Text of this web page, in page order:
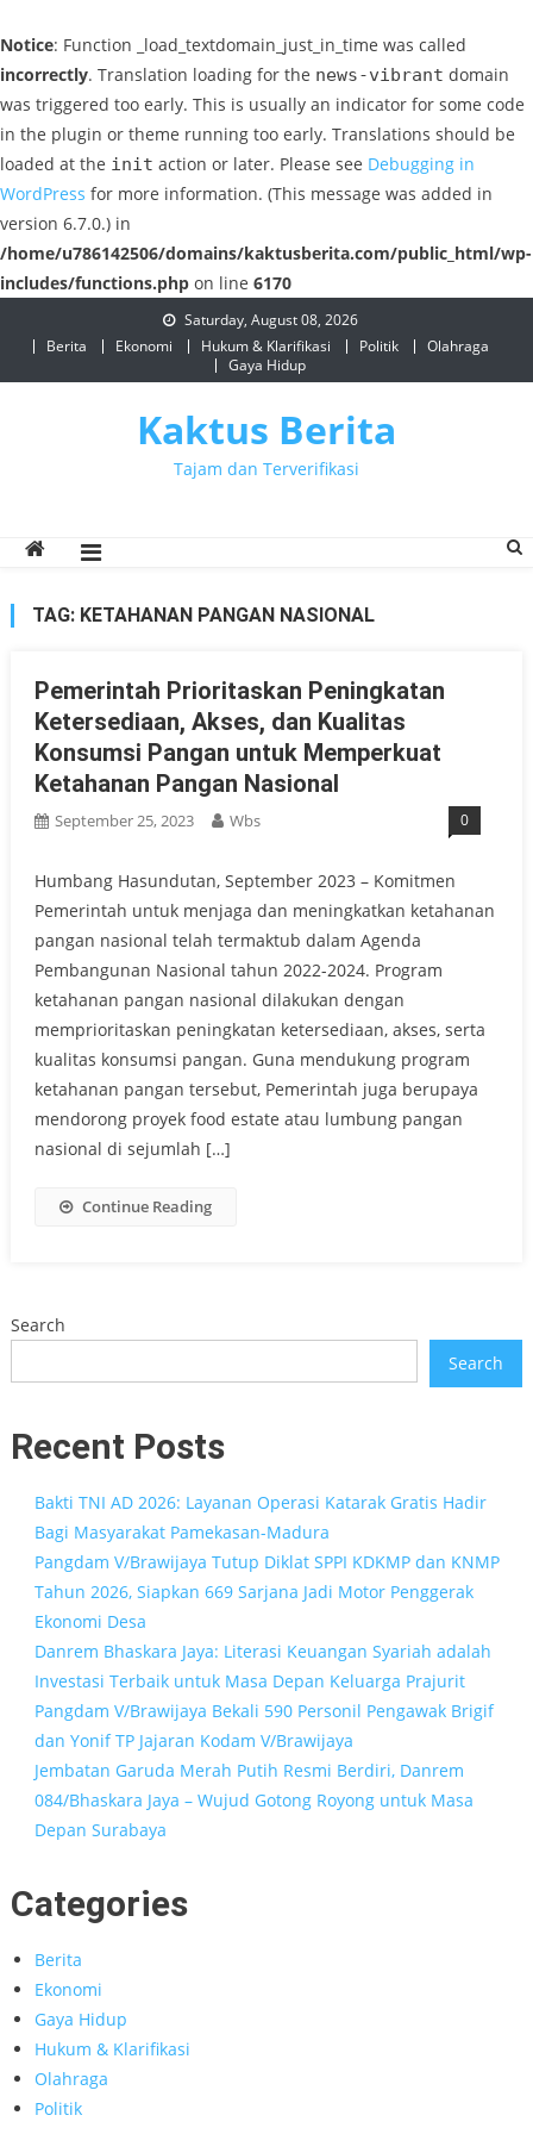
Notice: Function _load_textdomain_just_in_time was called
incorrectly. Translation loading for the news-vibrant domain
was triggered too early. This is usually an indicator for some code
in the plugin or theme running too early. Translations should be
loaded at the init action or later. Please see Debugging in
WordPress for more information. (This message was added in
version 6.7.0.) in
/home/u786142506/domains/kaktusberita.com/public_html/wp-
includes/functions.php on line 6170
Saturday, August 08, 2026
Berita
Ekonomi Hukum & Klarifikasi Politik
Olahraga
Gaya Hidup
Kaktus Berita
Tajam dan Terverifikasi
TAG: KETAHANAN PANGAN NASIONAL
Pemerintah Prioritaskan Peningkatan
Ketersediaan, Akses, dan Kualitas
Konsumsi Pangan untuk Memperkuat
Ketahanan Pangan Nasional
September 25, 2023 Wbs 0
Humbang Hasundutan, September 2023 – Komitmen
Pemerintah untuk menjaga dan meningkatkan ketahanan
pangan nasional telah termaktub dalam Agenda
Pembangunan Nasional tahun 2022-2024. Program
ketahanan pangan nasional dilakukan dengan
memprioritaskan peningkatan ketersediaan, akses, serta
kualitas konsumsi pangan. Guna mendukung program
ketahanan pangan tersebut, Pemerintah juga berupaya
mendorong proyek food estate atau lumbung pangan
nasional di sejumlah […]
Continue Reading
Search
Search
Recent Posts
Bakti TNI AD 2026: Layanan Operasi Katarak Gratis Hadir
Bagi Masyarakat Pamekasan-Madura
Pangdam V/Brawijaya Tutup Diklat SPPI KDKMP dan KNMP
Tahun 2026, Siapkan 669 Sarjana Jadi Motor Penggerak
Ekonomi Desa
Danrem Bhaskara Jaya: Literasi Keuangan Syariah adalah
Investasi Terbaik untuk Masa Depan Keluarga Prajurit
Pangdam V/Brawijaya Bekali 590 Personil Pengawak Brigif
dan Yonif TP Jajaran Kodam V/Brawijaya
Jembatan Garuda Merah Putih Resmi Berdiri, Danrem
084/Bhaskara Jaya – Wujud Gotong Royong untuk Masa
Depan Surabaya
Categories
Berita
Ekonomi
Gaya Hidup
Hukum & Klarifikasi
Olahraga
Politik